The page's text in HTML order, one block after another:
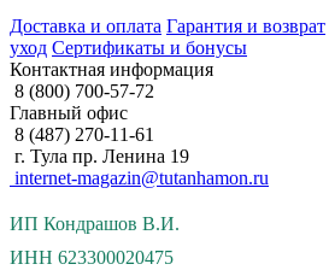
Доставка и оплата Гарантия и возврат
уход Сертификаты и бонусы
Контактная информация
8 (800) 700-57-72
Главный офис
8 (487) 270-11-61
г. Тула пр. Ленина 19
internet-magazin@tutanhamon.ru
ИП Кондрашов В.И.
ИНН 623300020475